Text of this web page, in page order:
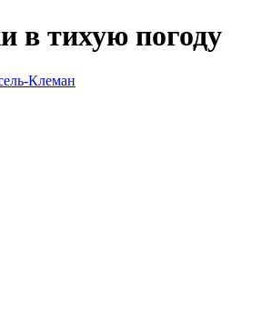
в тихую погоду
Клеман